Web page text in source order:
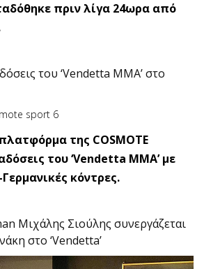
πριν λίγα 24ωρα από
του ‘Vendetta MMA’ στο
της COSMOTE
του ‘Vendetta MMA’ με
κόντρες.
Μιχάλης Σιούλης συνεργάζεται
στο ‘Vendetta’